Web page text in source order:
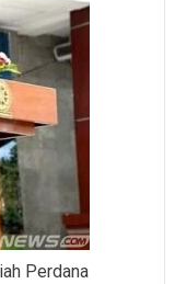
Perdana